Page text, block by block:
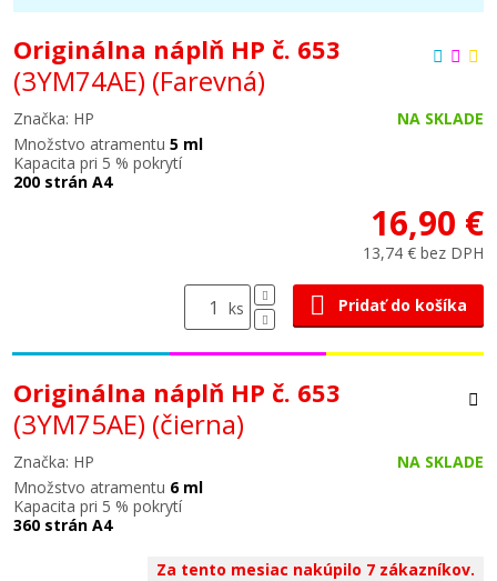
Originálna náplň HP č. 653
(3YM74AE) (Farevná)
Značka: HP
NA SKLADE
Množstvo atramentu 5 ml
Kapacita pri 5 % pokrytí
200 strán A4
16,90 €
13,74 € bez DPH
ks Pridať do košíka
Originálna náplň HP č. 653
(3YM75AE) (čierna)
Značka: HP
NA SKLADE
Množstvo atramentu 6 ml
Kapacita pri 5 % pokrytí
360 strán A4
Za tento mesiac nakúpilo 7 zákazníkov.